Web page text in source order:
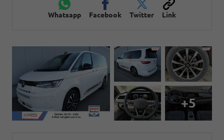
Whatsapp Facebook Twitter Link
+5